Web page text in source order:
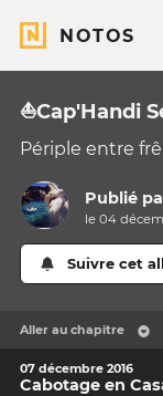
NOTOS
⛵️Cap'Handi
Périple entre
Publié
le 04
Suivre cet
Aller au chapitre
07 décembre 2016
Cabotage en